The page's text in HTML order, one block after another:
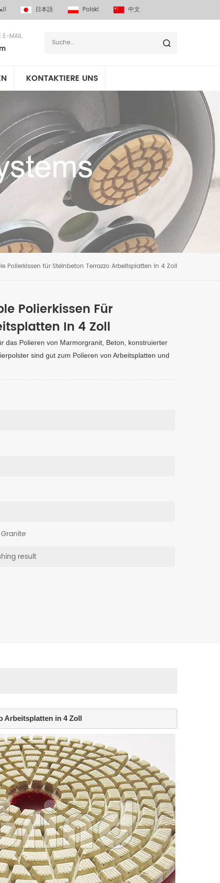
日本語 Polski 中文
E-MAIL
KONTAKTIERE UNS
Polierkissen für Steinbeton Terrazzo Arbeitsplatten in 4 Zoll
Polierkissen Für
In 4 Zoll
das Polieren von Marmorgranit, Beton, konstruierter
sind gut zum Polieren von Arbeitsplatten und
result
in 4 Zoll